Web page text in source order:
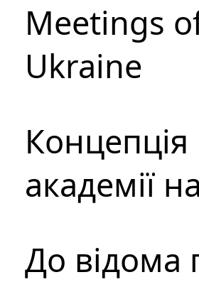
Meetings
Ukraine
академії
До відома